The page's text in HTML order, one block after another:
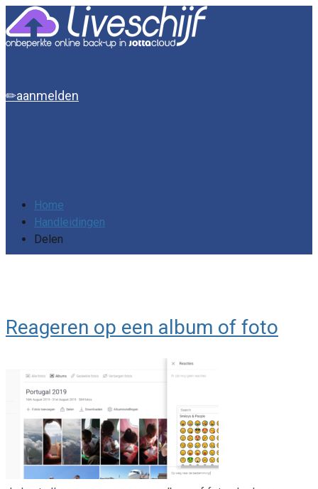
aanmelden
Home
Handleidingen
Delen
Reageren op een album of foto